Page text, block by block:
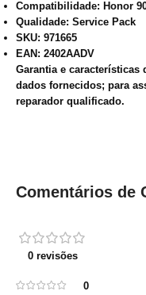
Compatibilidade: Honor
Qualidade: Service Pack
SKU: 971665
EAN: 2402AADV
Garantia e características
dados fornecidos; para
reparador qualificado.
Comentários de
0 revisões
0